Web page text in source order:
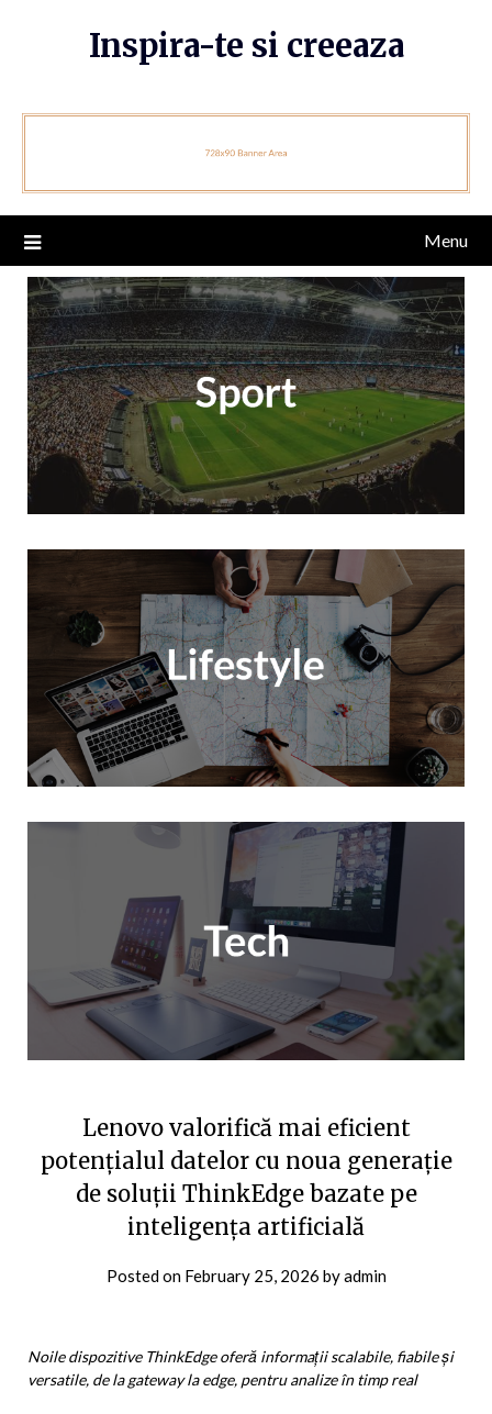
Inspira-te si creeaza
Menu
Lenovo valorifică mai eficient
potențialul datelor cu noua generație
de soluții ThinkEdge bazate pe
inteligența artificială
Posted on February 25, 2026 byadmin
Noile dispozitive ThinkEdge oferă informații scalabile, fiabile și
versatile, de la gateway la edge, pentru analize în timp real